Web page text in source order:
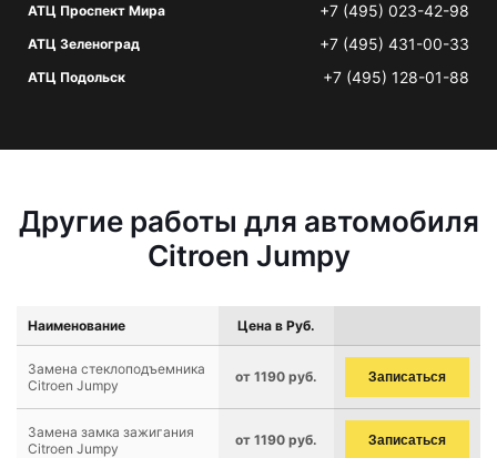
АТЦ Проспект Мира +7 (495) 023-42-98
АТЦ Зеленоград +7 (495) 431-00-33
АТЦ Подольск +7 (495) 128-01-88
Другие работы для автомобиля
Citroen Jumpy
Наименование Цена в Руб.
Замена стеклоподъемника
Citroen Jumpy
от 1190 руб. Записаться
Замена замка зажигания
Citroen Jumpy
от 1190 руб. Записаться